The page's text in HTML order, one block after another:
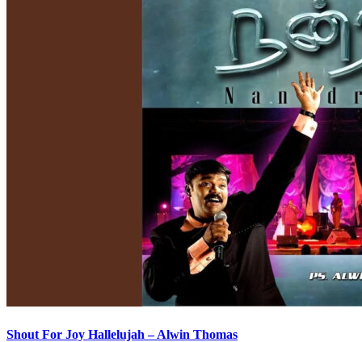
Shout For Joy Hallelujah – Alwin Thomas